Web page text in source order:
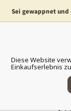
Sei gewappnet
Menü
Diese Website
Einkaufserlebnis